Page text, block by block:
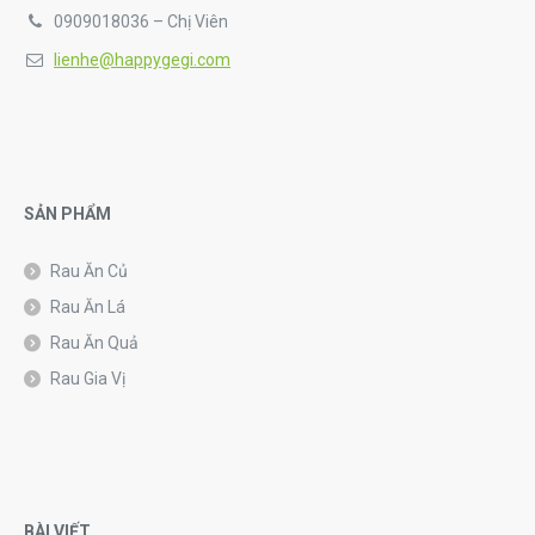
0909018036 – Chị Viên
lienhe@happygegi.com
SẢN PHẨM
Rau Ăn Củ
Rau Ăn Lá
Rau Ăn Quả
Rau Gia Vị